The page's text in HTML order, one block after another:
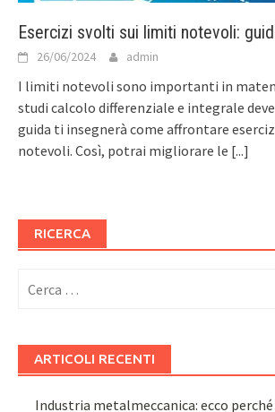
Esercizi svolti sui limiti notevoli:
26/06/2024 admin
I limiti notevoli sono importanti in
studi calcolo differenziale e integrale
guida ti insegnerà come affrontare
notevoli. Così, potrai migliorare le [...]
RICERCA
per:
ARTICOLI RECENTI
Industria metalmeccanica: ecco